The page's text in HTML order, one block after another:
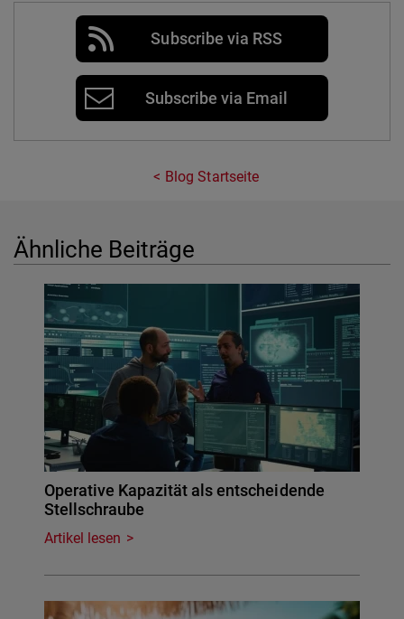
Subscribe via RSS
Subscribe via Email
Blog Startseite
Ähnliche Beiträge
Operative Kapazität als entscheidende
Stellschraube
Artikel lesen